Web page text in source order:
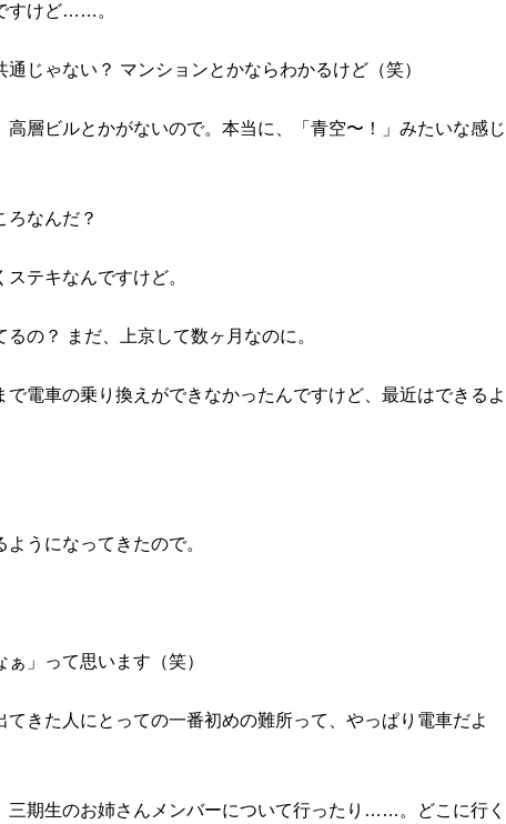
すけど……。
じゃない？ マンションとかならわかるけど（笑）
層ビルとかがないので。本当に、「青空〜！」みたいな感じ
ろなんだ？
テキなんですけど。
の？ まだ、上京して数ヶ月なのに。
電車の乗り換えができなかったんですけど、最近はできるよ
うになってきたので。
」って思います（笑）
きた人にとっての一番初めの難所って、やっぱり電車だよ
三期生のお姉さんメンバーについて行ったり……。どこに行く